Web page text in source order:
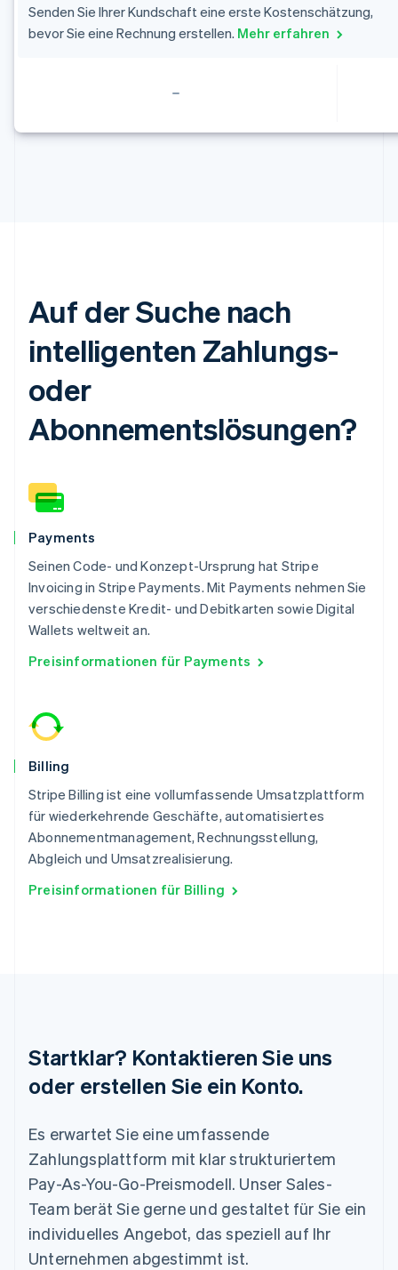
Senden Sie Ihrer Kundschaft eine erste Kostenschätzung,
bevor Sie eine Rechnung erstellen. Mehr erfahren
Auf der Suche nach
intelligenten Zahlungs-
oder
Abonnementslösungen?
Payments
Seinen Code- und Konzept-Ursprung hat Stripe
Invoicing in Stripe Payments. Mit Payments nehmen Sie
verschiedenste Kredit- und Debitkarten sowie Digital
Wallets weltweit an.
Preisinformationen für Payments
Billing
Stripe Billing ist eine vollumfassende Umsatzplattform
für wiederkehrende Geschäfte, automatisiertes
Abonnementmanagement, Rechnungsstellung,
Abgleich und Umsatzrealisierung.
Preisinformationen für Billing
Startklar? Kontaktieren Sie uns
oder erstellen Sie ein Konto.
Es erwartet Sie eine umfassende
Zahlungsplattform mit klar strukturiertem
Pay-As-You-Go-Preismodell. Unser Sales-
Team berät Sie gerne und gestaltet für Sie ein
individuelles Angebot, das speziell auf Ihr
Unternehmen abgestimmt ist.
Estland
Festlandchina
FrançaisEnglish
Italien
ItalianoEnglish
日本語 English
EnglishFrançais
Kroatien
EnglishItaliano
Lettland
Deutsch
Litauen
Luxemburg
FrançaisDeutsch English
Malaysia
English 简体中文
Malta
English
Mexiko
English
Niederlande
Norwegen
Österreich
DeutschEnglish
Polen
English
PortuguêsEnglish
Slowakei
Slowenien
Sonderverwaltungsregion Hongkong,
China
English 简体中文
Spanien
EspañolEnglish
Thailand
ไทยEnglish
Tschechische Republik